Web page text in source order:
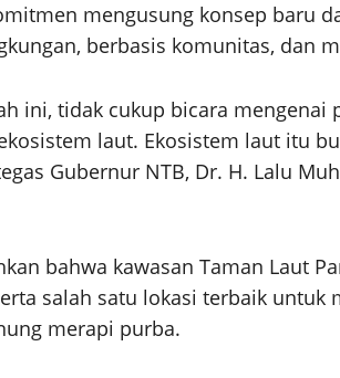
mengusung konsep baru
berbasis komunitas, dan
ini, tidak cukup bicara
laut. Ekosistem laut itu
Gubernur NTB, Dr. H. Lalu
bahwa kawasan Taman Laut
salah satu lokasi terbaik
merapi purba.